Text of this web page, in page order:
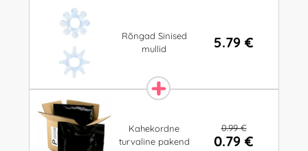
Rõngad Sinised
mullid
5.79 €
Kahekordne
turvaline pakend
0.99 €
0.79 €